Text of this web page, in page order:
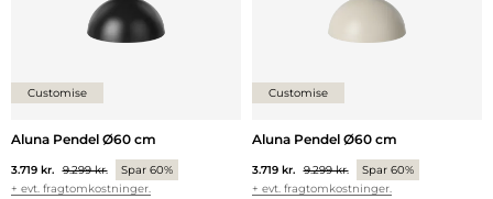
Customise
Aluna Pendel Ø60 cm
3.719 kr. 9.299 kr.
Spar 60%
+ evt. fragtomkostninger.
Customise
Aluna Pendel Ø60 cm
3.719 kr. 9.299 kr.
Spar 60%
+ evt. fragtomkostninger.